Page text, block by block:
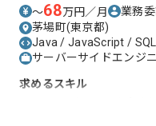
〜68万円／月 業務
茅場町(東京都)
Java / JavaScript /
サーバーサイドエンジ
求めるスキル